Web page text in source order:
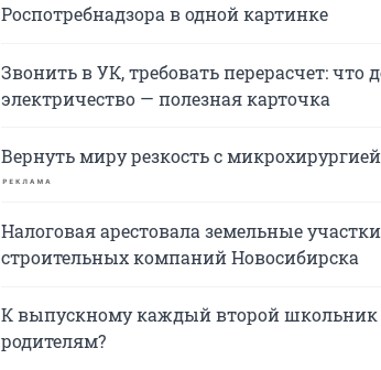
Роспотребнадзора в одной картинке
Звонить в УК, требовать перерасчет: что
электричество — полезная карточка
Вернуть миру резкость с
Налоговая арестовала земельные
строительных компаний Новосибирска
К выпускному каждый второй школьник
родителям?